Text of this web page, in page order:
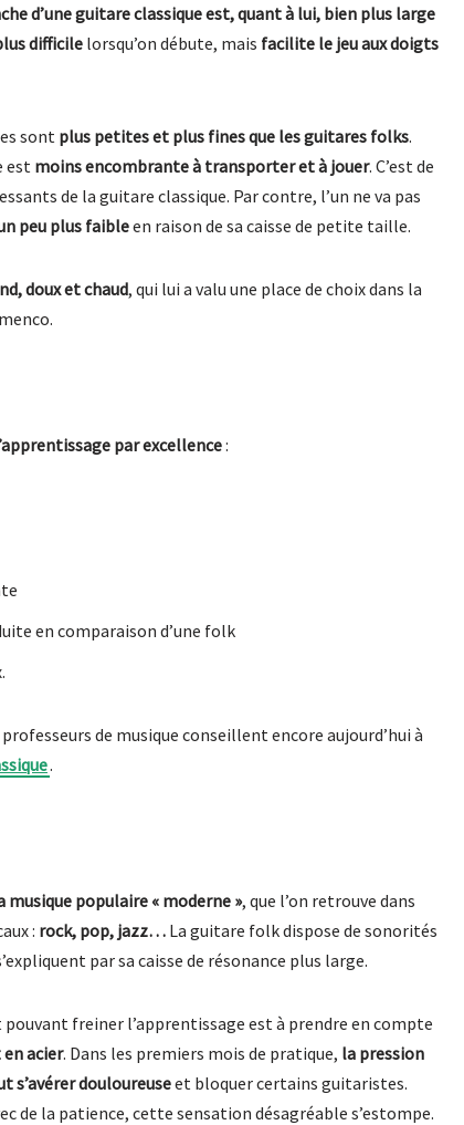
d’une guitare classique est, quant à lui, bien plus large
difficile lorsqu’on débute, mais facilite le jeu aux doigts
sont plus petites et plus fines que les guitares folks.
est moins encombrante à transporter et à jouer. C’est de
de la guitare classique. Par contre, l’un ne va pas
peu plus faibleen raison de sa caisse de petite taille.
doux et chaud, qui lui a valu une place de choix dans la
par excellence:
en comparaison d’une folk
de musique conseillent encore aujourd’hui à
.
musique populaire « moderne », que l’on retrouve dans
: rock, pop, jazz… La guitare folk dispose de sonorités
par sa caisse de résonance plus large.
freiner l’apprentissage est à prendre en compte
acier. Dans les premiers mois de pratique, la pression
s’avérer douloureuseet bloquer certains guitaristes.
de la patience, cette sensation désagréable s’estompe.